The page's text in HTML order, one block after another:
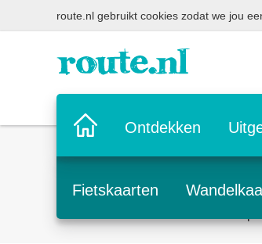
route.nl gebruikt cookies zodat we jou
Home
paginaOntdekken
Fietskaarten